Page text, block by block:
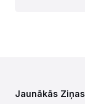
Jaunākās Ziņas